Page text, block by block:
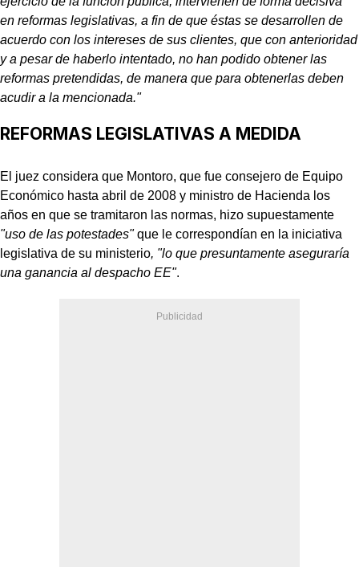
en reformas legislativas, a fin de que éstas se desarrollen de
acuerdo con los intereses de sus clientes, que con anterioridad
y a pesar de haberlo intentado, no han podido obtener las
reformas pretendidas, de manera que para obtenerlas deben
acudir a la mencionada."
REFORMAS LEGISLATIVAS A MEDIDA
El juez considera que Montoro, que fue consejero de Equipo
Económico hasta abril de 2008 y ministro de Hacienda los
años en que se tramitaron las normas, hizo supuestamente
"uso de las potestades"que le correspondían en la iniciativa
legislativa de su ministerio, "lo que presuntamente aseguraría
una ganancia al despacho EE".